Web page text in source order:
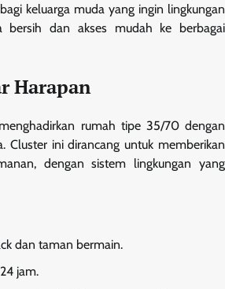
keluarga muda yang ingin lingkungan
bersih dan akses mudah ke berbagai
Harapan
rumah tipe 35/70 dengan
Cluster ini dirancang untuk memberikan
dengan sistem lingkungan yang
dan taman bermain.
jam.